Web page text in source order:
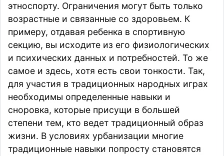
этноспорту. Ограничения могут быть только
возрастные и связанные со здоровьем. К
примеру, отдавая ребенка в спортивную
секцию, вы исходите из его физиологических
и психических данных и потребностей. То же
самое и здесь, хотя есть свои тонкости. Так,
для участия в традиционных народных играх
необходимы определенные навыки и
сноровка, которые присущи в большей
степени тем, кто ведет традиционный образ
жизни. В условиях урбанизации многие
традиционные навыки попросту становятся